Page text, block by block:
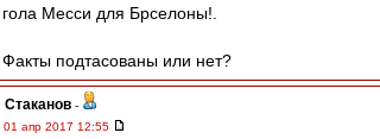
гола Месси для Брселоны!.
Факты подтасованы или нет?
Cтаканов -
01 апр 2017 12:55